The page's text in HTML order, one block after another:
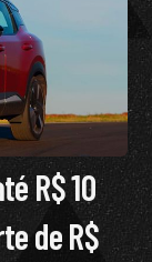
R$ 10
de R$